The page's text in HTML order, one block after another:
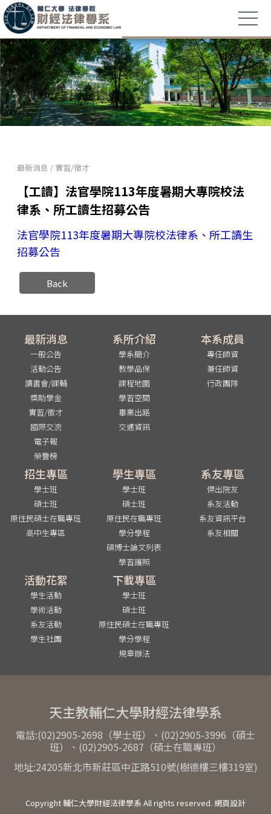
最新消息 / 實習/徵才
【工讀】法官學院113年度暑期大專院校法
律系、所工讀生招募公告
法官學院113年度暑期大專院校法律系、所工讀生
招募公告
Back
最新消息
一般公告
活動公告
讀書會/課輔
獎助學金
實習/徵才
國際交流
電子報
榮譽榜
系所介紹
學系簡介
教學品保
課程地圖
學習空間
畢業出路
交通資訊
本系成員
專任師資
兼任師資
行政團隊
招生專區
學士班
碩士班
原住民碩士在職專班
高中生專區
學生專區
學士班
碩士班
原住民在職專班
學分學程
碩博士論文列表
學習護照
系友專區
傑出院友
系友活動
系友資訊平台
系友相關
活動花絮
學生活動
學術活動
系友活動
學生社團
下載專區
學士班
碩士班
原住民碩士在職專班
學分學程
規章辦法
天主教輔仁大學財經法律學系
電話:(02)2905-2698（學士班）、(02)2905-3996（碩士
班）、(02)2905-2687（碩士在職專班）
地址:24205新北市新莊區中正路510號(樹德樓三樓319室)
Copyright 輔仁大學財經法律學系 All rights reserved. 網頁設計